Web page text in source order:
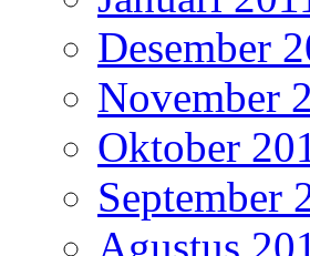
Desember
November
Oktober
September
Agustus